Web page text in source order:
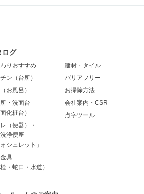
ログ
りおすすめ
ン（台所）
お風呂）
・洗面台
面化粧台）
レ（便器）・
浄便座
ォシュレット」
具
栓・蛇口・水道）
建材・タイル
バリアフリー
お掃除方法
会社案内・CSR
点字ツール